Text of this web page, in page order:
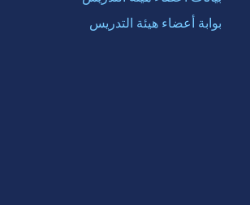
بوابة أعضاء هيئة التدريس